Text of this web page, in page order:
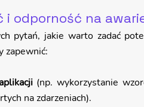
i odporność na
pytań, jakie warto zadać
zapewnić:
(np. wykorzystanie
na zdarzeniach).